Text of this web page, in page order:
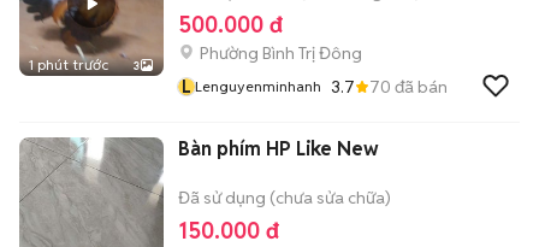
1 phút trước 3
500.000 đ
Phường Bình Trị Đông
L Lenguyenminhanh 3.7 70 đã bán
Bàn phím HP Like New
Đã sử dụng (chưa sửa chữa)
150.000 đ